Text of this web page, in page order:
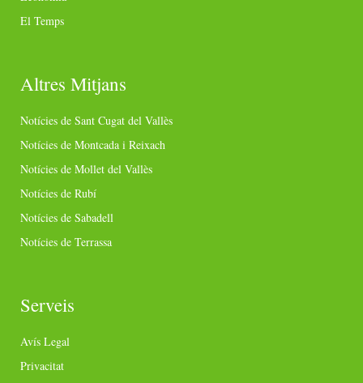
El Temps
Altres Mitjans
Notícies de Sant Cugat del Vallès
Notícies de Montcada i Reixach
Notícies de Mollet del Vallès
Notícies de Rubí
Notícies de Sabadell
Notícies de Terrassa
Serveis
Avís Legal
Privacitat